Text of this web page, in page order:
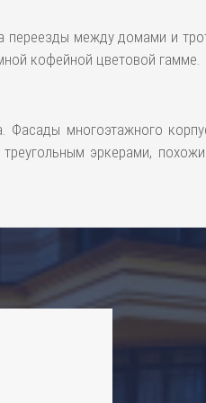
переезды между домами и
кофейной цветовой гамме.
многоэтажного
эркерами,